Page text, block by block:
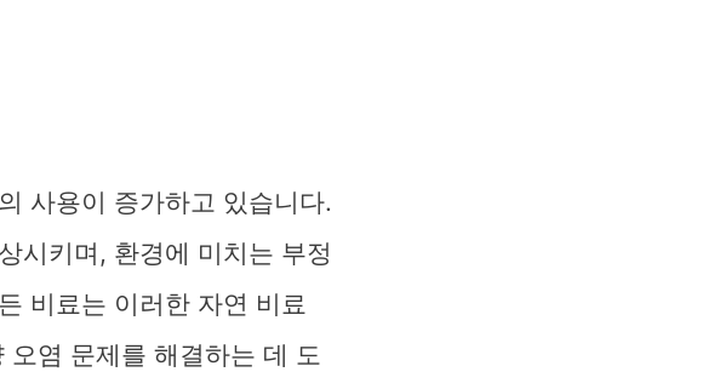
사용이 증가하고 있습니다.
시키며, 환경에 미치는 부정
비료는 이러한 자연 비료
염 문제를 해결하는 데 도